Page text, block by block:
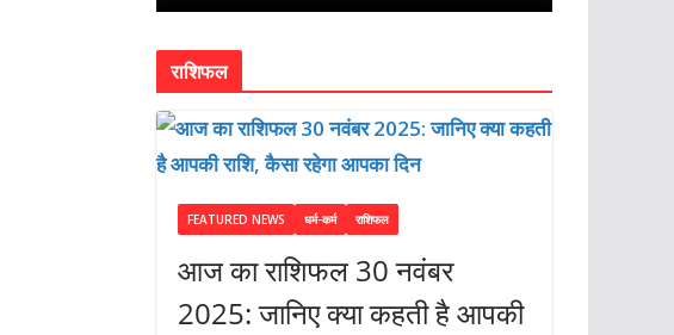
राशिफल
FEATURED NEWS धर्म-कर्म राशिफल
आज का राशिफल 30 नवंबर
2025: जानिए क्या कहती है आपकी